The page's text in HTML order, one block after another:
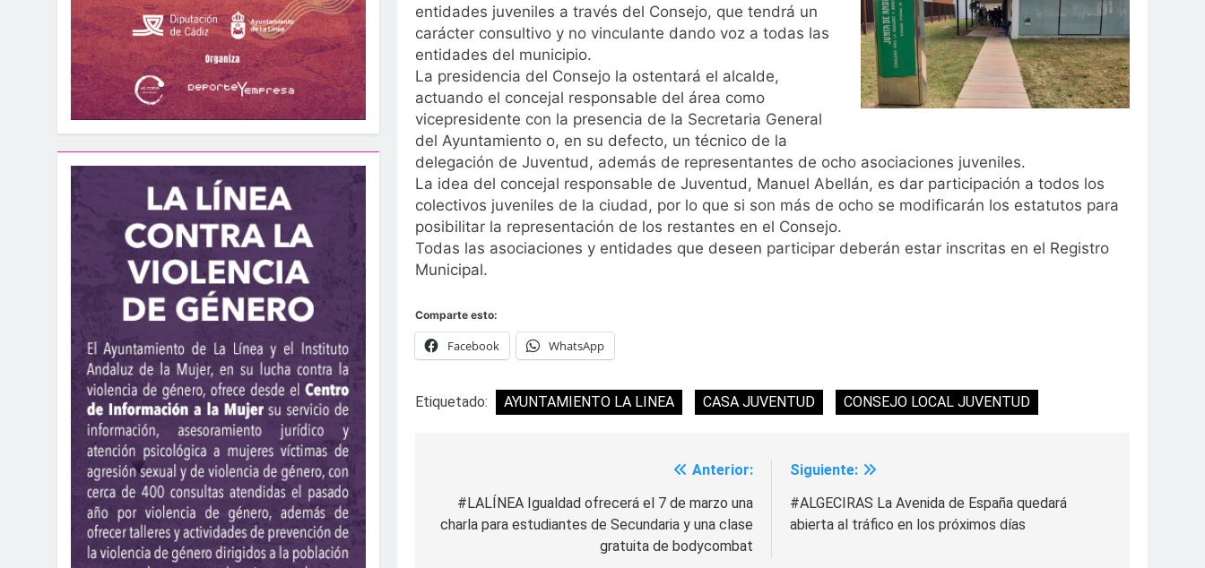
entidades juveniles a través del Consejo, que tendrá un
carácter consultivo y no vinculante dando voz a todas las
entidades del municipio.
La presidencia del Consejo la ostentará el alcalde,
actuando el concejal responsable del área como
vicepresidente con la presencia de la Secretaria General
del Ayuntamiento o, en su defecto, un técnico de la
delegación de Juventud, además de representantes de ocho asociaciones juveniles.
La idea del concejal responsable de Juventud, Manuel Abellán, es dar participación a todos los
colectivos juveniles de la ciudad, por lo que si son más de ocho se modificarán los estatutos para
posibilitar la representación de los restantes en el Consejo.
Todas las asociaciones y entidades que deseen participar deberán estar inscritas en el Registro
Municipal.
Comparte esto:
Facebook WhatsApp
Etiquetado: AYUNTAMIENTO LA LINEA CASA JUVENTUD CONSEJO LOCAL JUVENTUD
entradas
Anterior:
#LALÍNEA Igualdad ofrecerá el 7 de marzo una
charla para estudiantes de Secundaria y una clase
gratuita de bodycombat
Siguiente:
#ALGECIRAS La Avenida de España quedará
abierta al tráfico en los próximos días